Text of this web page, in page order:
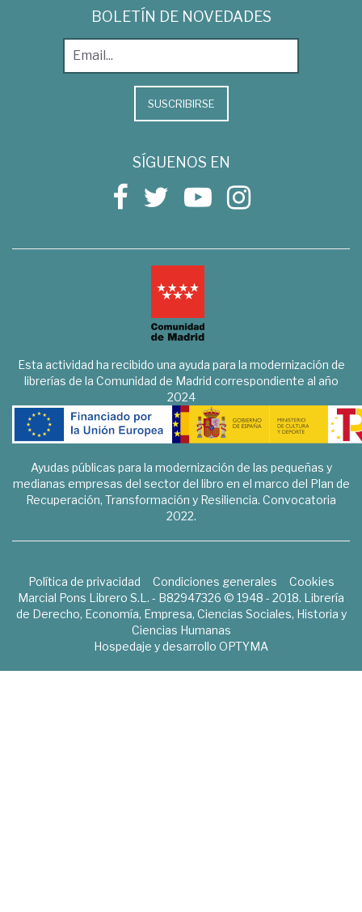
BOLETÍN DE NOVEDADES
SUSCRIBIRSE
SÍGUENOS EN
Esta actividad ha recibido una ayuda para la modernización de
librerías de la Comunidad de Madrid correspondiente al año
2024
Ayudas públicas para la modernización de las pequeñas y
medianas empresas del sector del libro en el marco del Plan de
Recuperación, Transformación y Resiliencia. Convocatoria
2022.
Política de privacidad Condiciones generales
Cookies
Marcial Pons Librero S.L. - B82947326 © 1948 - 2018. Librería
de Derecho, Economía, Empresa, Ciencias Sociales, Historia y
Ciencias Humanas
Hospedaje y desarrollo OPTYMA